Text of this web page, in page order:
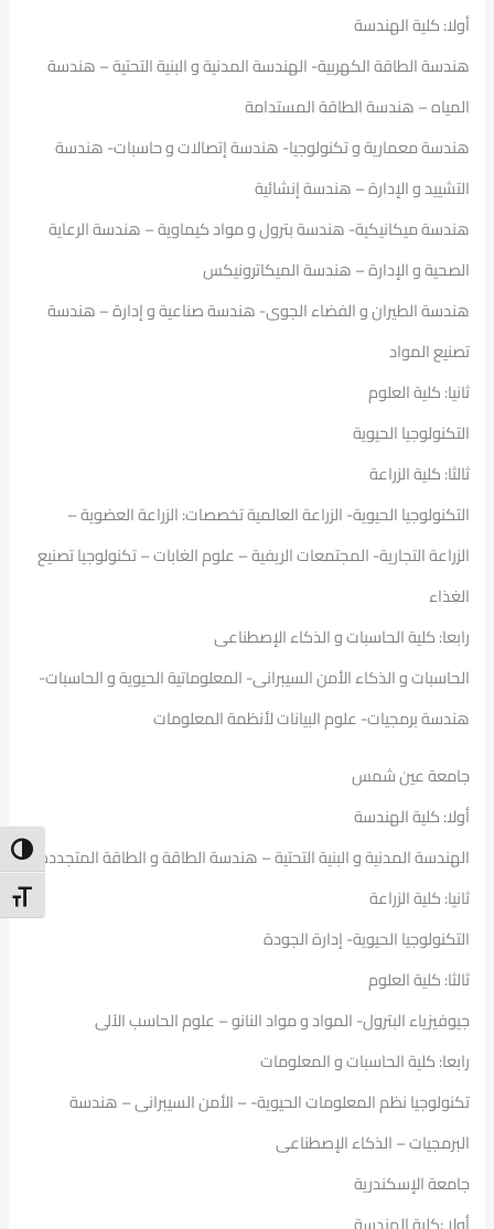
أولا: كلية الهندسة
هندسة الطاقة الكهربية- الهندسة المدنية و البنية التحتية – هندسة
المياه – هندسة الطاقة المستدامة
هندسة معمارية و تكنولوجيا- هندسة إتصالات و حاسبات- هندسة
التشييد و الإدارة – هندسة إنشائية
هندسة ميكانيكية- هندسة بترول و مواد كيماوية – هندسة الرعاية
الصحية و الإدارة – هندسة الميكاترونيكس
هندسة الطيران و الفضاء الجوى- هندسة صناعية و إدارة – هندسة
تصنيع المواد
ثانيا: كلية العلوم
التكنولوجيا الحيوية
ثالثا: كلية الزراعة
التكنولوجيا الحيوية- الزراعة العالمية تخصصات: الزراعة العضوية –
الزراعة التجارية- المجتمعات الريفية – علوم الغابات – تكنولوجيا تصنيع
الغذاء
رابعا: كلية الحاسبات و الذكاء الإصطناعى
الحاسبات و الذكاء الأمن السيبرانى- المعلوماتية الحيوية و الحاسبات-
هندسة برمجيات- علوم البيانات لأنظمة المعلومات
جامعة عين شمس
أولا: كلية الهندسة
الهندسة المدنية و البنية التحتية – هندسة الطاقة و الطاقة المتجددة
ثانيا: كلية الزراعة
التكنولوجيا الحيوية- إدارة الجودة
ثالثا: كلية العلوم
جيوفيزياء البترول- المواد و مواد النانو – علوم الحاسب الآلى
رابعا: كلية الحاسبات و المعلومات
تكنولوجيا نظم المعلومات الحيوية- – الأمن السيبرانى – هندسة
البرمجيات – الذكاء الإصطناعى
جامعة الإسكندرية